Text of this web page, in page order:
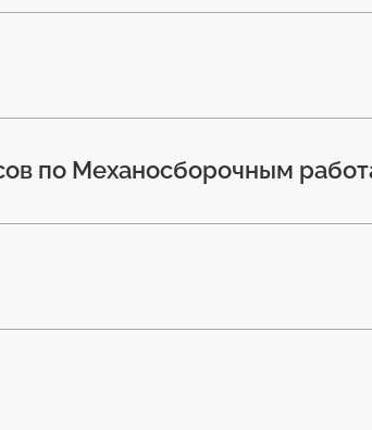
по Механосборочным